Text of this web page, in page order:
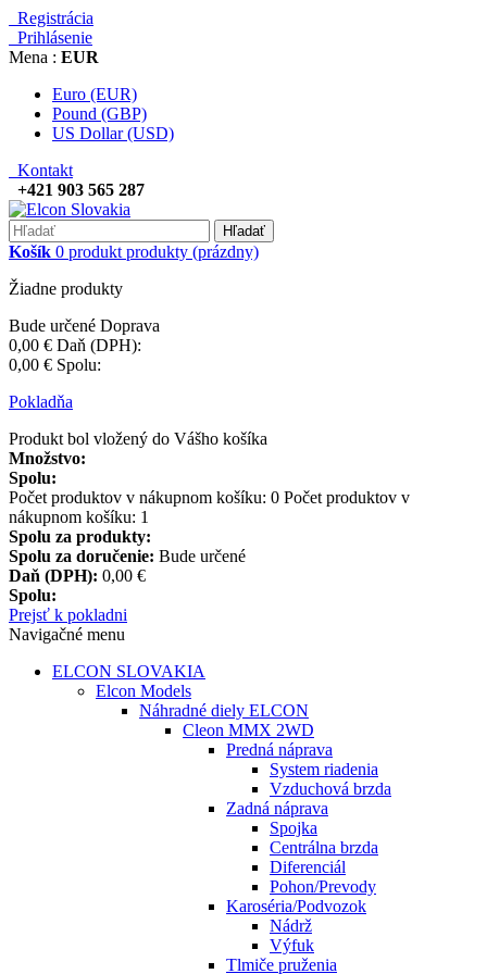
Registrácia
Prihlásenie
Mena : EUR
Euro (EUR)
Pound (GBP)
US Dollar (USD)
Kontakt
+421 903 565 287
Hľadať
Košík 0 produkt produkty (prázdny)
Žiadne produkty
Bude určené Doprava
0,00 € Daň (DPH):
0,00 € Spolu:
Pokladňa
Produkt bol vložený do Vášho košíka
Množstvo:
Spolu:
Počet produktov v nákupnom košíku: 0 Počet produktov v
nákupnom košíku: 1
Spolu za produkty:
Spolu za doručenie: Bude určené
Daň (DPH): 0,00 €
Spolu:
Prejsť k pokladni
Navigačné menu
ELCON SLOVAKIA
Elcon Models
Náhradné diely ELCON
Cleon MMX 2WD
Predná náprava
System riadenia
Vzduchová brzda
Zadná náprava
Spojka
Centrálna brzda
Diferenciál
Pohon/Prevody
Karoséria/Podvozok
Nádrž
Výfuk
Tlmiče pruženia